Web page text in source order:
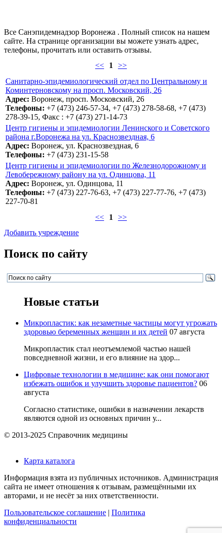
Все Санэпидемнадзор Воронежа . Полный список на нашем
сайте. На странице организации вы можете узнать адрес,
телефоны, прочитать или оставить отзывы.
<<
1 >>
Санитарно-эпидемиологический отдел по Центральному и
Коминтерновскому на просп. Московский, 26
Адрес: Воронеж, просп. Московский, 26
Телефоны: +7 (473) 246-57-34, +7 (473) 278-58-68, +7 (473)
278-39-15, Факс : +7 (473) 271-14-73
Центр гигиены и эпидемиологии Ленинского и Советского
района г.Воронежа на ул. Краснозвездная, 6
Адрес: Воронеж, ул. Краснозвездная, 6
Телефоны: +7 (473) 231-15-58
Центр гигиены и эпидемиологии по Железнодорожному и
Левобережному району на ул. Одинцова, 11
Адрес: Воронеж, ул. Одинцова, 11
Телефоны: +7 (473) 227-76-63, +7 (473) 227-77-76, +7 (473)
227-70-81
<<
1 >>
Добавить учреждение
Поиск по сайту
Новые статьи
Микропластик: как незаметные частицы могут угрожать
здоровью беременных женщин и их детей 07 августа
Микропластик стал неотъемлемой частью нашей
повседневной жизни, и его влияние на здор...
Цифровые технологии в медицине: как они помогают
избежать ошибок и улучшить здоровье пациентов? 06
августа
Согласно статистике, ошибки в назначении лекарств
являются одной из основных причин у...
© 2013-2025 Справочник медицины
Карта каталога
Информация взята из публичных источников. Администрация
сайта не имеет отношения к отзывам, размещёнными их
авторами, и не несёт за них ответственности.
Пользовательское соглашение | Политика
конфиденциальности